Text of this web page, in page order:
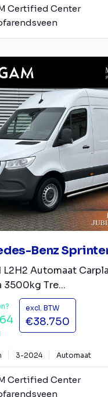
Certified Center
Benz
L2H2 Automaat
3500kg Tre...
excl. BTW
€38.750
3-2024 Automaat
Certified Center